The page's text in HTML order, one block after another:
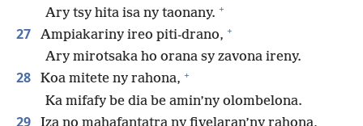
Ary tsy hita isa ny taonany. +
27 Ampiakariny ireo piti-drano, +
Ary mirotsaka ho orana sy zavona ireny.
28 Koa mitete ny rahona, +
Ka mifafy be dia be amin’ny olombelona.
29
Iza no mahafantatra ny fivelaran’ny rahona,